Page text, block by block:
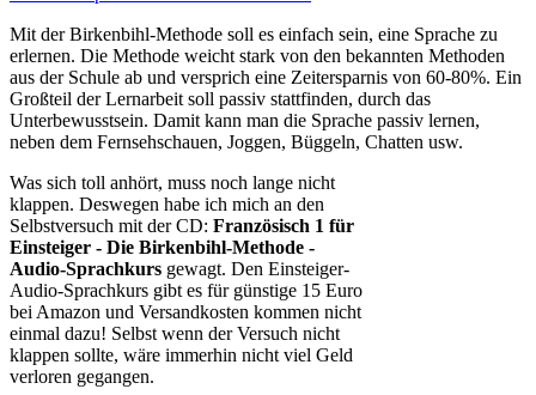
1
für
Einsteiger
–
Die
Birkenbihl
–
Test
und
Erfahrungen
mit
dem
Audio-
Sprachkurs
Mit der Birkenbihl-Methode soll es einfach sein, eine Sprache zu
erlernen. Die Methode weicht stark von den bekannten Methoden
aus der Schule ab und versprich eine Zeitersparnis von 60-80%. Ein
Großteil der Lernarbeit soll passiv stattfinden, durch das
Unterbewusstsein. Damit kann man die Sprache passiv lernen,
neben dem Fernsehschauen, Joggen, Büggeln, Chatten usw.
Was sich toll anhört, muss noch lange nicht
klappen. Deswegen habe ich mich an den
Selbstversuch mit der CD: Französisch 1 für
Einsteiger - Die Birkenbihl-Methode -
Audio-Sprachkurs gewagt. Den Einsteiger-
Audio-Sprachkurs gibt es für günstige 15 Euro
bei Amazon und Versandkosten kommen nicht
einmal dazu! Selbst wenn der Versuch nicht
klappen sollte, wäre immerhin nicht viel Geld
verloren gegangen.